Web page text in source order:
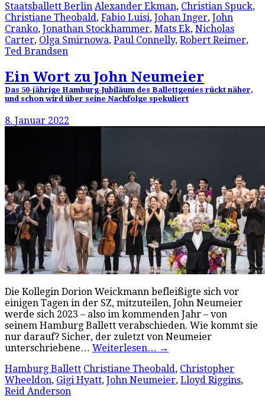
Staatsballett Berlin Alexander Ekman, Christian Spuck,
Christiane Theobald, Fabio Luisi, Johan Inger, John
Cranko, Jonathan Stockhammer, Mats Ek, Nicholas
Carter, Olga Smirnowa, Paul Connelly, Robert Reimer,
Ted Brandsen
Ein Wort zu John Neumeier
Das 50-jährige Hamburg-Jubiläum des Ballettgenies rückt näher,
und schon wird über seine Nachfolge spekuliert
8. Januar 2022
Die Kollegin Dorion Weickmann befleißigte sich vor
einigen Tagen in der SZ, mitzuteilen, John Neumeier
werde sich 2023 – also im kommenden Jahr – von
seinem Hamburg Ballett verabschieden. Wie kommt sie
nur darauf? Sicher, der zuletzt von Neumeier
unterschriebene… Weiterlesen… →
Hamburg Ballett Christiane Theobald, Christopher
Wheeldon, Gigi Hyatt, John Neumeier, Lloyd Riggins,
Reid Anderson